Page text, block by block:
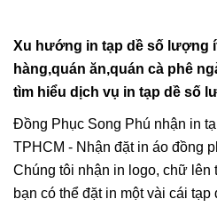
Xu hướng in tạp dề số lượng
hàng,quán ăn,quán cà phê
tìm hiểu dịch vụ in tạp dề số
Đồng Phục Song Phú nhận in
TPHCM - Nhận đặt in áo đồng
Chúng tôi nhận in logo, chữ
bạn có thể đặt in một vài cái